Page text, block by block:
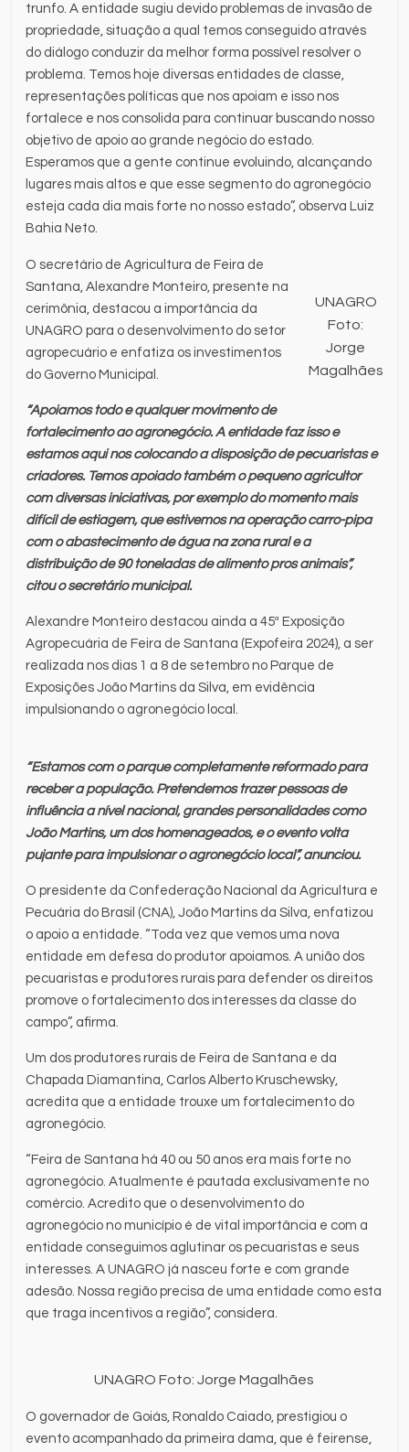
trunfo. A entidade sugiu devido problemas de invasão de
propriedade, situação a qual temos conseguido através
do diálogo conduzir da melhor forma possível resolver o
problema. Temos hoje diversas entidades de classe,
representações políticas que nos apoiam e isso nos
fortalece e nos consolida para continuar buscando nosso
objetivo de apoio ao grande negócio do estado.
Esperamos que a gente continue evoluindo, alcançando
lugares mais altos e que esse segmento do agronegócio
esteja cada dia mais forte no nosso estado”, observa Luiz
Bahia Neto.
UNAGRO
Foto:
Jorge
Magalhães
O secretário de Agricultura de Feira de
Santana, Alexandre Monteiro, presente na
cerimônia, destacou a importância da
UNAGRO para o desenvolvimento do setor
agropecuário e enfatiza os investimentos
do Governo Municipal.
“Apoiamos todo e qualquer movimento de
fortalecimento ao agronegócio. A entidade faz isso e
estamos aqui nos colocando a disposição de pecuaristas e
criadores. Temos apoiado também o pequeno agricultor
com diversas iniciativas, por exemplo do momento mais
difícil de estiagem, que estivemos na operação carro-pipa
com o abastecimento de água na zona rural e a
distribuição de 90 toneladas de alimento pros animais”,
citou o secretário municipal.
Alexandre Monteiro destacou ainda a 45ª Exposição
Agropecuária de Feira de Santana (Expofeira 2024), a ser
realizada nos dias 1 a 8 de setembro no Parque de
Exposições João Martins da Silva, em evidência
impulsionando o agronegócio local.
“Estamos com o parque completamente reformado para
receber a população. Pretendemos trazer pessoas de
influência a nível nacional, grandes personalidades como
João Martins, um dos homenageados, e o evento volta
pujante para impulsionar o agronegócio local”, anunciou.
O presidente da Confederação Nacional da Agricultura e
Pecuária do Brasil (CNA), João Martins da Silva, enfatizou
o apoio a entidade. “Toda vez que vemos uma nova
entidade em defesa do produtor apoiamos. A união dos
pecuaristas e produtores rurais para defender os direitos
promove o fortalecimento dos interesses da classe do
campo”, afirma.
Um dos produtores rurais de Feira de Santana e da
Chapada Diamantina, Carlos Alberto Kruschewsky,
acredita que a entidade trouxe um fortalecimento do
agronegócio.
“Feira de Santana há 40 ou 50 anos era mais forte no
agronegócio. Atualmente é pautada exclusivamente no
comércio. Acredito que o desenvolvimento do
agronegócio no município é de vital importância e com a
entidade conseguimos aglutinar os pecuaristas e seus
interesses. A UNAGRO já nasceu forte e com grande
adesão. Nossa região precisa de uma entidade como esta
que traga incentivos a região”, considera.
UNAGRO Foto: Jorge Magalhães
O governador de Goiás, Ronaldo Caiado, prestigiou o
evento acompanhado da primeira dama, que é feirense,